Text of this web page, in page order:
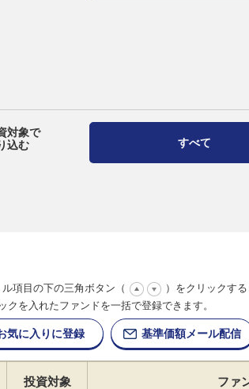
対象で
込む
すべて
項目の下の三角ボタン（
）をクリックす
クを入れたファンドを一括で登録できます。
気に入りに登録 基準価額メール配信
投資対象
ファ